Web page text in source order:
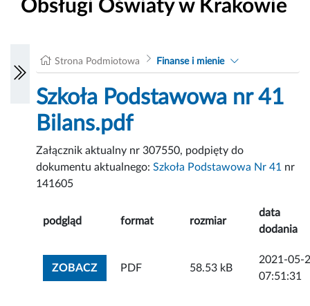
Obsługi Oświaty w Krakowie
Strona Podmiotowa Finanse i mienie
Szkoła Podstawowa nr 41
Bilans.pdf
Załącznik aktualny nr 307550, podpięty do
dokumentu aktualnego:Szkoła Podstawowa Nr 41 nr
141605
podgląd format rozmiar
data
dodania
ZOBACZZOBACZ ZAŁĄCZNIK
PDF 58.53 kB
2021-05-
07:51:31